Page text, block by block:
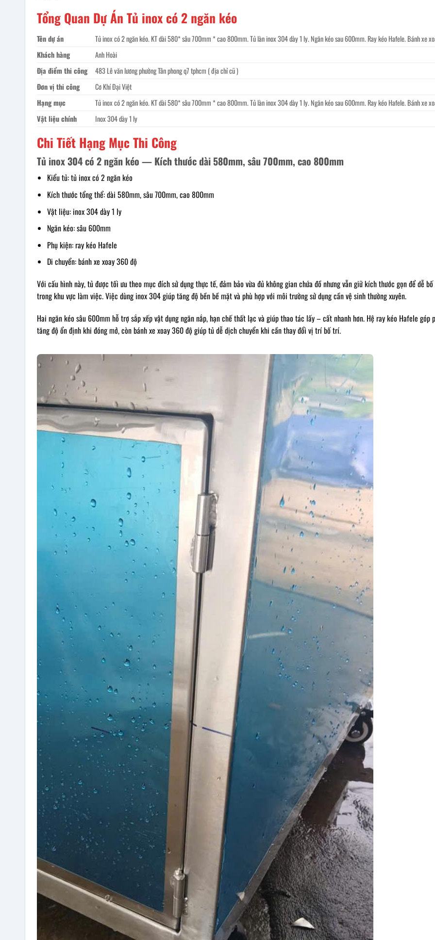
Tổng Quan Dự Án Tủ inox có 2 ngăn kéo
Tên dự án
Tủ inox có 2 ngăn kéo. KT dài 580* sâu 700mm * cao 800mm. Tủ làn inox 304 dày 1 ly. Ngăn kéo sau 600mm. Ray kéo Hafele. Bánh xe
Khách hàng
Anh Hoài
Địa điểm thi công
483 Lê văn lương phường Tân phong q7 tphcm ( địa chỉ cũ )
Đơn vị thi công
Cơ Khí Đại Việt
Hạng mục
Tủ inox có 2 ngăn kéo. KT dài 580* sâu 700mm * cao 800mm. Tủ làn inox 304 dày 1 ly. Ngăn kéo sau 600mm. Ray kéo Hafele. Bánh xe
Vật liệu chính
Inox 304 dày 1 ly
Chi Tiết Hạng Mục Thi Công
Tủ inox 304 có 2 ngăn kéo — Kích thước dài 580mm, sâu 700mm, cao 800mm
Kiểu tủ: tủ inox có 2 ngăn kéo
Kích thước tổng thể: dài 580mm, sâu 700mm, cao 800mm
Vật liệu: inox 304 dày 1 ly
Ngăn kéo: sâu 600mm
Phụ kiện: ray kéo Hafele
Di chuyển: bánh xe xoay 360 độ
Với cấu hình này, tủ được tối ưu theo mục đích sử dụng thực tế, đảm bảo vừa đủ không gian chứa đồ nhưng vẫn giữ kích thước gọn để dễ
trong khu vực làm việc. Việc dùng inox 304 giúp tăng độ bền bề mặt và phù hợp với môi trường sử dụng cần vệ sinh thường xuyên.
Hai ngăn kéo sâu 600mm hỗ trợ sắp xếp vật dụng ngăn nắp, hạn chế thất lạc và giúp thao tác lấy – cất nhanh hơn. Hệ ray kéo Hafele góp
tăng độ ổn định khi đóng mở, còn bánh xe xoay 360 độ giúp tủ dễ dịch chuyển khi cần thay đổi vị trí bố trí.